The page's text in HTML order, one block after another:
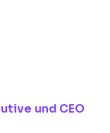
und CEO
new window